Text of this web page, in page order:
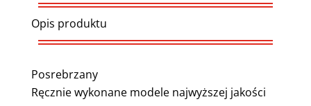
Opis produktu
Posrebrzany
Ręcznie wykonane modele najwyższej jakości